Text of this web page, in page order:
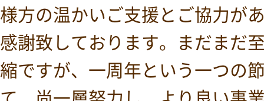
様方の温かいご支援とご協力が
感謝致しております。まだまだ
縮ですが、一周年という一つの